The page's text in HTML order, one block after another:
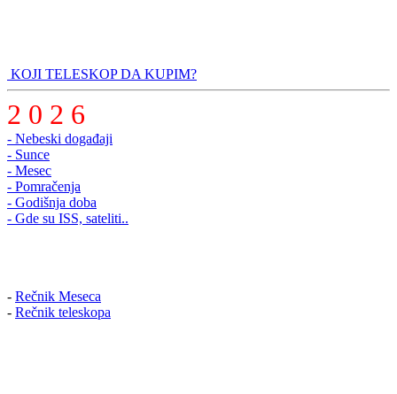
KOJI TELESKOP DA KUPIM?
2 0 2 6
- Nebeski događaji
- Sunce
- Mesec
- Pomračenja
- Godišnja doba
- Gde su ISS, sateliti..
- Rečnik Meseca
- Rečnik teleskopa